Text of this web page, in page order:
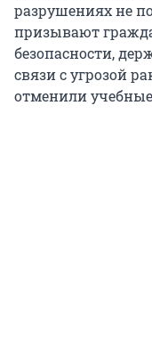
разрушениях не
призывают
безопасности,
связи с угрозой
отменили